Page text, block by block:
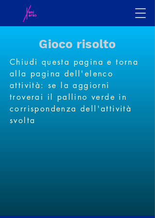
Gioco risolto
Chiudi questa pagina e torna
alla pagina dell'elenco
attività: se la aggiorni
troverai il pallino verde in
corrispondenza dell'attività
svolta